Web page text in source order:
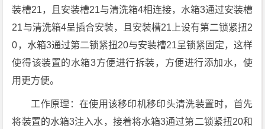
装槽21，且安装槽21与清洗箱4相连接，水箱3通过安装槽
21与清洗箱4呈插合安装，且安装槽21上设有第二锁紧扭2
0，水箱3通过第二锁紧扭20与安装槽21呈锁紧固定，这样
使得该装置的水箱3方便进行拆装，方便进行添加水，使
用更方便。
工作原理：在使用该移印机移印头清洗装置时，首先
将装置的水箱3注入水，接着将水箱3通过第二锁紧扭20和